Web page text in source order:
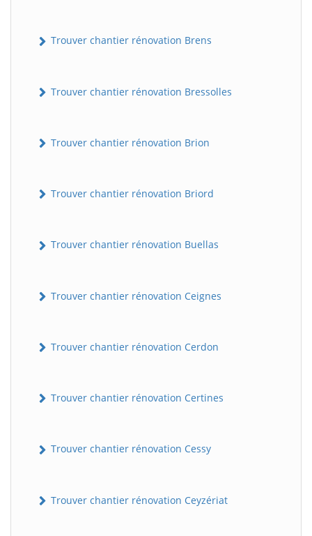
Trouver chantier rénovation Brens
Trouver chantier rénovation Bressolles
Trouver chantier rénovation Brion
Trouver chantier rénovation Briord
Trouver chantier rénovation Buellas
Trouver chantier rénovation Ceignes
Trouver chantier rénovation Cerdon
Trouver chantier rénovation Certines
Trouver chantier rénovation Cessy
Trouver chantier rénovation Ceyzériat